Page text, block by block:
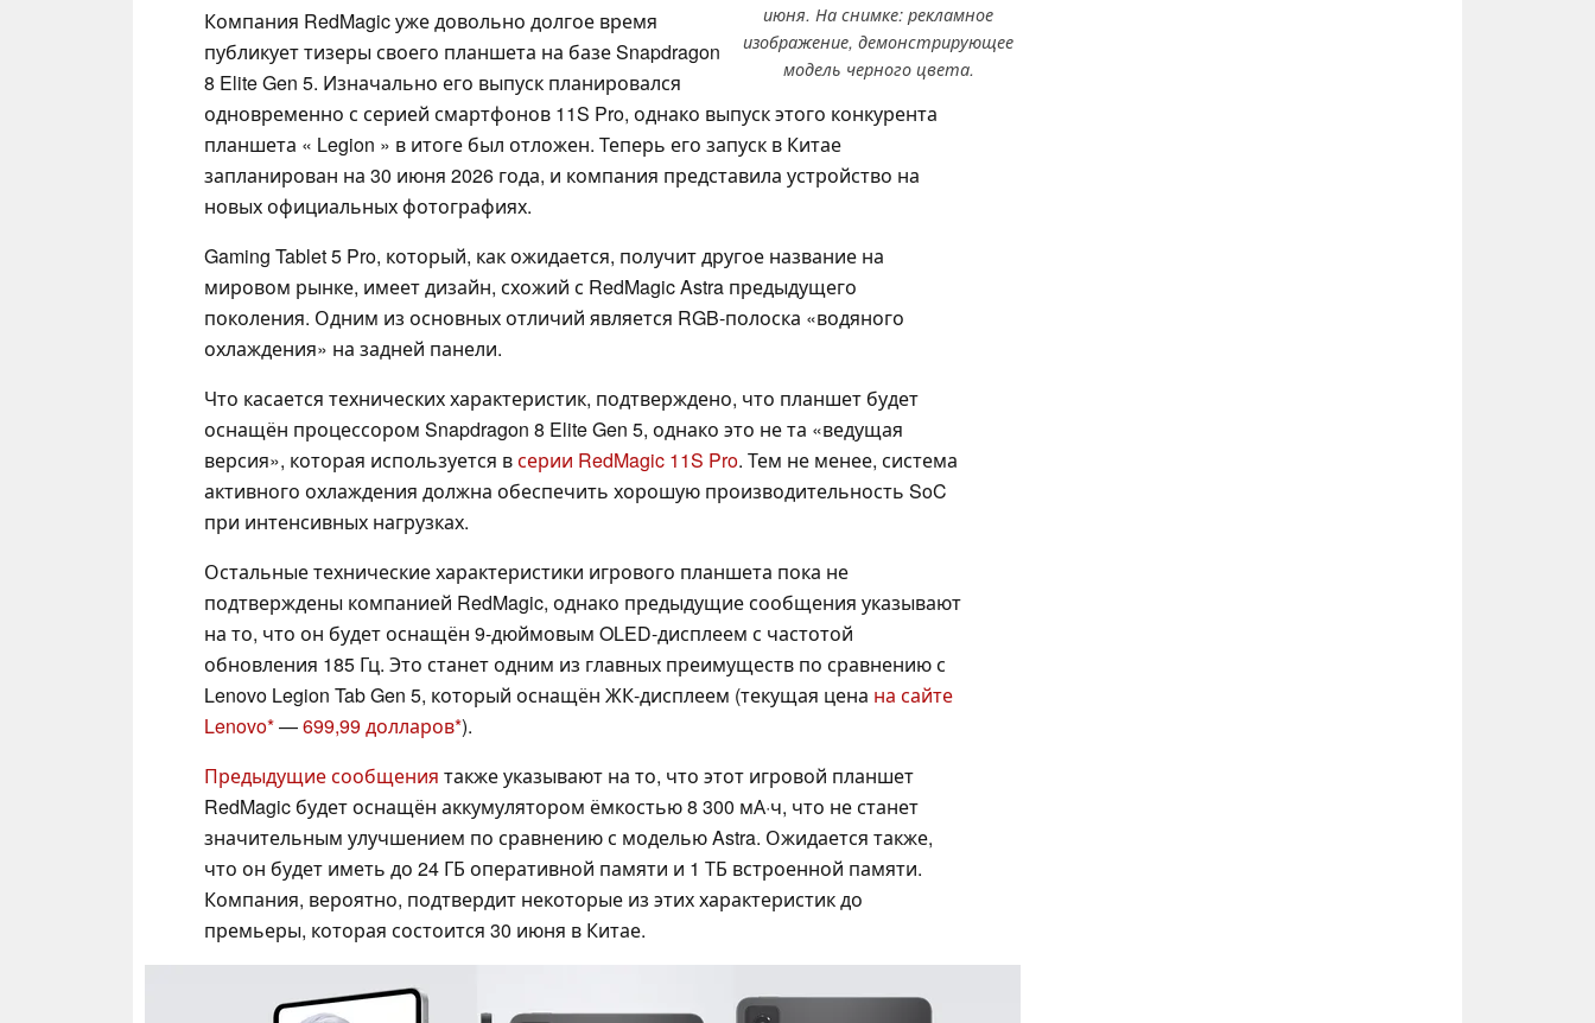
июня. На снимке: рекламное
изображение, демонстрирующее
модель черного цвета.
Компания RedMagic уже довольно долгое время
публикует тизеры своего планшета на базе Snapdragon
8 Elite Gen 5. Изначально его выпуск планировался
одновременно с серией смартфонов 11S Pro, однако выпуск этого конкурента
планшета « Legion » в итоге был отложен. Теперь его запуск в Китае
запланирован на 30 июня 2026 года, и компания представила устройство на
новых официальных фотографиях.
Gaming Tablet 5 Pro, который, как ожидается, получит другое название на
мировом рынке, имеет дизайн, схожий с RedMagic Astra предыдущего
поколения. Одним из основных отличий является RGB-полоска «водяного
охлаждения» на задней панели.
Что касается технических характеристик, подтверждено, что планшет будет
оснащён процессором Snapdragon 8 Elite Gen 5, однако это не та «ведущая
версия», которая используется всерии RedMagic 11S Pro. Тем не менее, система
активного охлаждения должна обеспечить хорошую производительность SoC
при интенсивных нагрузках.
Остальные технические характеристики игрового планшета пока не
подтверждены компанией RedMagic, однако предыдущие сообщения указывают
на то, что он будет оснащён 9-дюймовым OLED-дисплеем с частотой
обновления 185 Гц. Это станет одним из главных преимуществ по сравнению с
Lenovo Legion Tab Gen 5, который оснащён ЖК-дисплеем (текущая цена на сайте
Lenovo —699,99 долларов ).
Предыдущие сообщения также указывают на то, что этот игровой планшет
RedMagic будет оснащён аккумулятором ёмкостью 8 300 мА·ч, что не станет
значительным улучшением по сравнению с моделью Astra. Ожидается также,
что он будет иметь до 24 ГБ оперативной памяти и 1 ТБ встроенной памяти.
Компания, вероятно, подтвердит некоторые из этих характеристик до
премьеры, которая состоится 30 июня в Китае.